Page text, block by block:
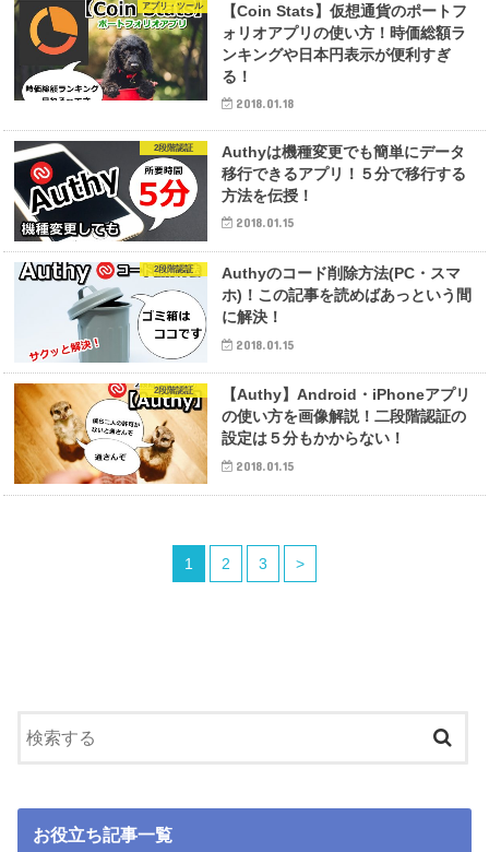
アプリ・ツール
【Coin Stats】仮想通貨のポートフ
ォリオアプリの使い方！時価総額ラ
ンキングや日本円表示が便利すぎ
る！
2018.01.18
2段階認証
Authyは機種変更でも簡単にデータ
移行できるアプリ！５分で移行する
方法を伝授！
2018.01.15
2段階認証
Authyのコード削除方法(PC・スマ
ホ)！この記事を読めばあっという間
に解決！
2018.01.15
2段階認証
【Authy】Android・iPhoneアプリ
の使い方を画像解説！二段階認証の
設定は５分もかからない！
2018.01.15
1 2 3 >
お役立ち記事一覧